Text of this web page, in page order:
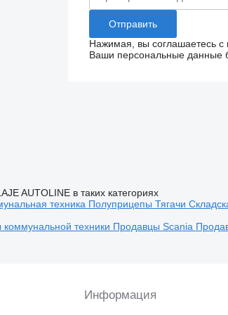
Нажимая, вы соглашаетесь с
Ваши персональные данные
AUTOLINE в таких категориях
техника Полуприцепы Тягачи
техники Продавцы Scania
Информация